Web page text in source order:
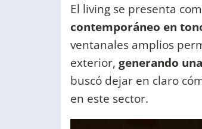
El living se presenta
contemporáneo en
ventanales amplios
exterior, generando
buscó dejar en claro
en este sector.